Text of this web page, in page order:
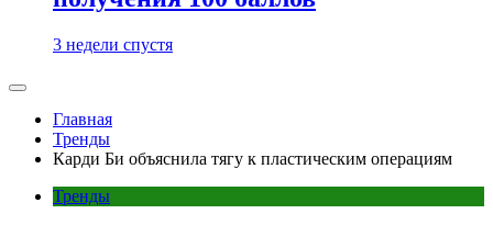
3 недели спустя
Главная
Тренды
Карди Би объяснила тягу к пластическим операциям
Тренды